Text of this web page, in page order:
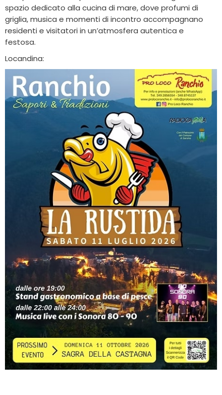
spazio dedicato alla cucina di mare, dove profumi di
griglia, musica e momenti di incontro accompagnano
residenti e visitatori in un’atmosfera autentica e
festosa.
Locandina: